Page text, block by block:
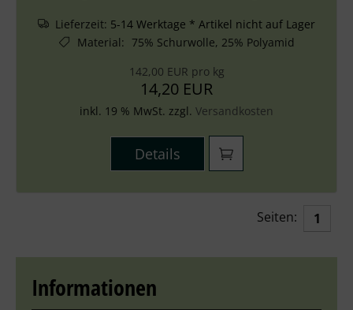
Lieferzeit: 5-14 Werktage * Artikel nicht auf Lager
Material: 75% Schurwolle, 25% Polyamid
142,00 EUR pro kg
14,20 EUR
inkl. 19 % MwSt. zzgl. Versandkosten
Details
Seiten: 1
Informationen